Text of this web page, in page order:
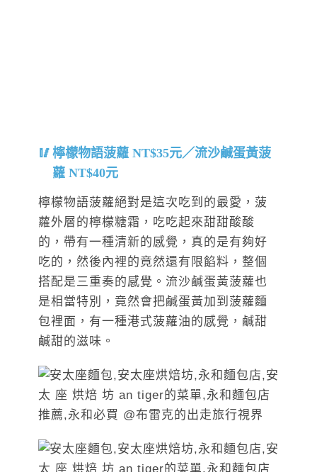
檸檬物語菠蘿 NT$35元／流沙鹹蛋黃菠
蘿 NT$40元
檸檬物語菠蘿絕對是這次吃到的最愛，菠
蘿外層的檸檬糖霜，吃吃起來甜甜酸酸
的，帶有一種清新的感覺，真的是有夠好
吃的，然後內裡的竟然還有限餡料，整個
搭配是三重奏的感覺。流沙鹹蛋黃菠蘿也
是相當特別，竟然會把鹹蛋黃加到菠蘿麵
包裡面，有一種港式菠蘿油的感覺，鹹甜
鹹甜的滋味。